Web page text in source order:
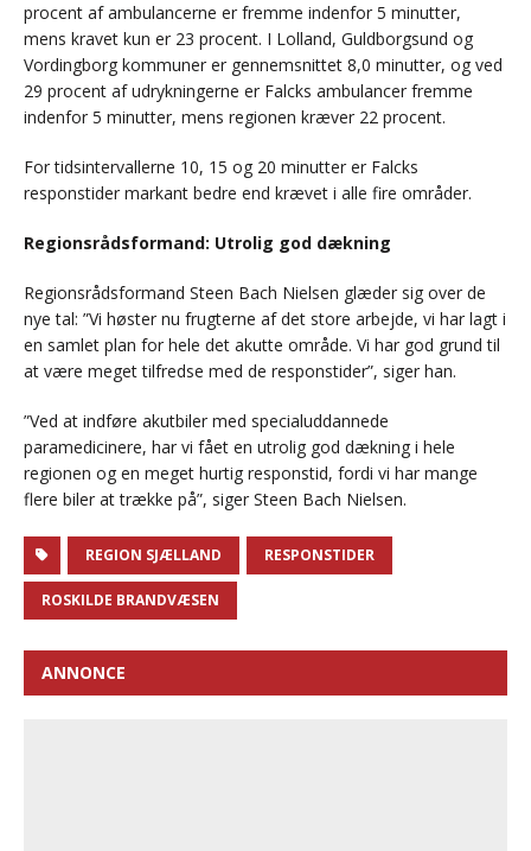
procent af ambulancerne er fremme indenfor 5 minutter,
mens kravet kun er 23 procent. I Lolland, Guldborgsund og
Vordingborg kommuner er gennemsnittet 8,0 minutter, og ved
29 procent af udrykningerne er Falcks ambulancer fremme
indenfor 5 minutter, mens regionen kræver 22 procent.
For tidsintervallerne 10, 15 og 20 minutter er Falcks
responstider markant bedre end krævet i alle fire områder.
Regionsrådsformand: Utrolig god dækning
Regionsrådsformand Steen Bach Nielsen glæder sig over de
nye tal: ”Vi høster nu frugterne af det store arbejde, vi har lagt i
en samlet plan for hele det akutte område. Vi har god grund til
at være meget tilfredse med de responstider”, siger han.
”Ved at indføre akutbiler med specialuddannede
paramedicinere, har vi fået en utrolig god dækning i hele
regionen og en meget hurtig responstid, fordi vi har mange
flere biler at trække på”, siger Steen Bach Nielsen.
REGION SJÆLLAND RESPONSTIDER
ROSKILDE BRANDVÆSEN
ANNONCE